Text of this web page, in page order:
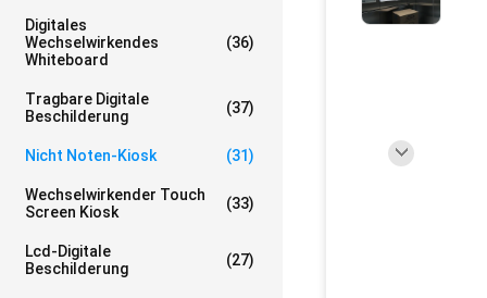
Digitales
Wechselwirkendes
Whiteboard
(36)
Tragbare Digitale
Beschilderung
(37)
Nicht Noten-Kiosk (31)
Wechselwirkender Touch
Screen Kiosk
(33)
Lcd-Digitale
Beschilderung
(27)